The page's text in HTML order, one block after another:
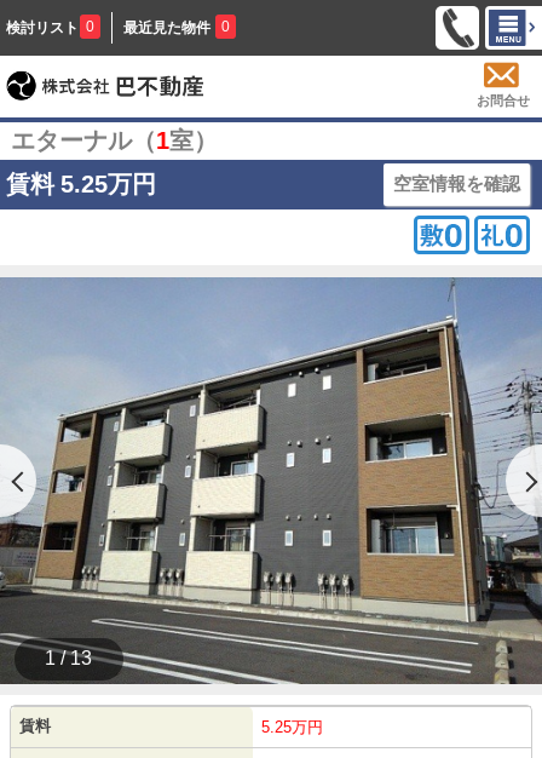
検討リスト 0 最近見た物件 0
お問合せ
エターナル（1室）
賃料 5.25万円 空室情報を確認
1 / 13
賃料 5.25万円